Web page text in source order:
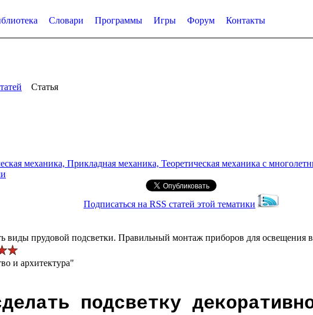
Словари Программы Игры Форум Контакты
Статья
механика, Прикладная механика, Теоретическая механика с
Подписаться на RSS статей этой тематики
виды прудовой подсветки. Правильный монтаж приборов для освещения
и архитектура"
подсветку